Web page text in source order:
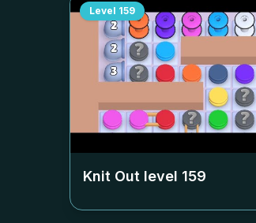
Level 159
Knit Out level 159